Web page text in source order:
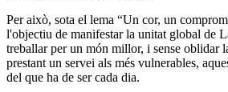
Per això, sota el lema “Un cor, un
l'objectiu de manifestar la unitat global de
treballar per un món millor, i sense oblidar
prestant un servei als més vulnerables,
del que ha de ser cada dia.